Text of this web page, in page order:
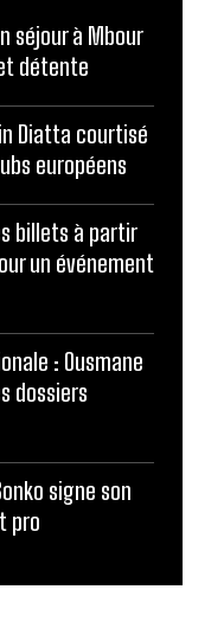
séjour à Mbour
détente
Diatta courtisé
européens
billets à partir
un événement
: Ousmane
dossiers
signe son
pro